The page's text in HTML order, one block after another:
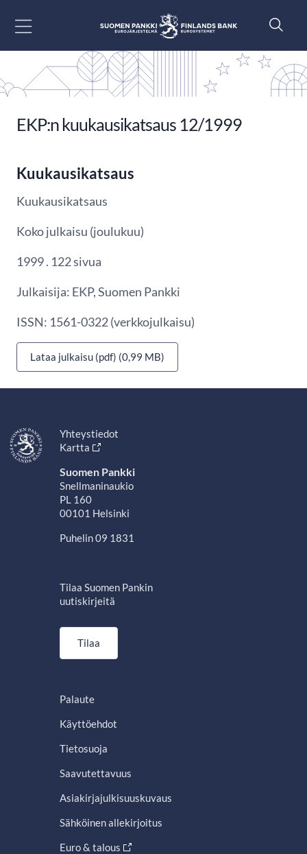
EKP:n kuukausikatsaus 12/1999
Kuukausikatsaus
Kuukausikatsaus
Koko julkaisu (joulukuu)
1999 . 122 sivua
Julkaisija: EKP, Suomen Pankki
ISSN: 1561-0322 (verkkojulkaisu)
Lataa julkaisu (pdf) (0,99 MB)
Yhteystiedot
Kartta
Suomen Pankki
Snellmaninaukio
PL 160
00101 Helsinki
Puhelin 09 1831
Tilaa Suomen Pankin
uutiskirjeitä
Tilaa
Palaute
Käyttöehdot
Tietosuoja
Saavutettavuus
Asiakirjajulkisuuskuvaus
Sähköinen allekirjoitus
Euro & talous